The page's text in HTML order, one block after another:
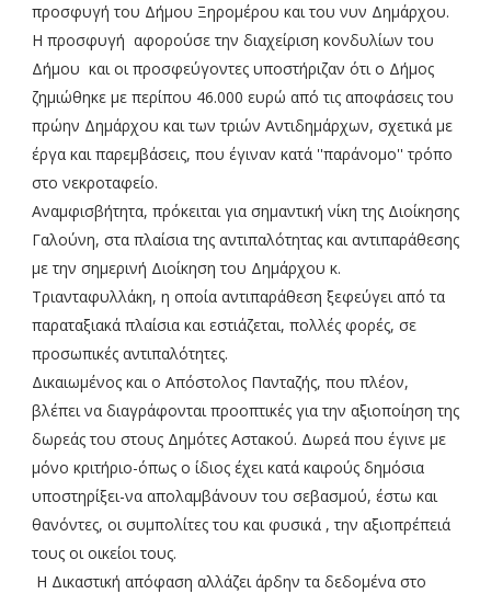
προσφυγή του Δήμου Ξηρομέρου και του νυν Δημάρχου.
Η προσφυγή αφορούσε την διαχείριση κονδυλίων του
Δήμου και οι προσφεύγοντες υποστήριζαν ότι ο Δήμος
ζημιώθηκε με περίπου 46.000 ευρώ από τις αποφάσεις του
πρώην Δημάρχου και των τριών Αντιδημάρχων, σχετικά με
έργα και παρεμβάσεις, που έγιναν κατά ''παράνομο'' τρόπο
στο νεκροταφείο.
Αναμφισβήτητα, πρόκειται για σημαντική νίκη της Διοίκησης
Γαλούνη, στα πλαίσια της αντιπαλότητας και αντιπαράθεσης
με την σημερινή Διοίκηση του Δημάρχου κ.
Τριανταφυλλάκη, η οποία αντιπαράθεση ξεφεύγει από τα
παραταξιακά πλαίσια και εστιάζεται, πολλές φορές, σε
προσωπικές αντιπαλότητες.
Δικαιωμένος και ο Απόστολος Πανταζής, που πλέον,
βλέπει να διαγράφονται προοπτικές για την αξιοποίηση της
δωρεάς του στους Δημότες Αστακού. Δωρεά που έγινε με
μόνο κριτήριο-όπως ο ίδιος έχει κατά καιρούς δημόσια
υποστηρίξει-να απολαμβάνουν του σεβασμού, έστω και
θανόντες, οι συμπολίτες του και φυσικά , την αξιοπρέπειά
τους οι οικείοι τους.
Η Δικαστική απόφαση αλλάζει άρδην τα δεδομένα στο